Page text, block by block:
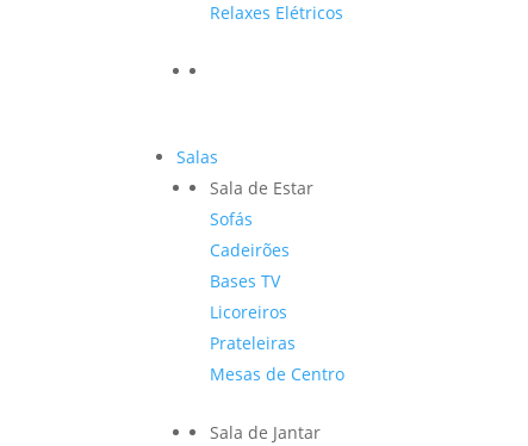
Relaxes Elétricos
Salas
Sala de Estar
Sofás
Cadeirões
Bases TV
Licoreiros
Prateleiras
Mesas de Centro
Sala de Jantar